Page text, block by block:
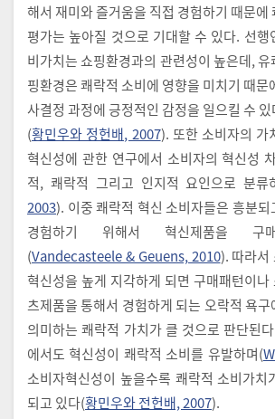
해서 재미와 즐거움을 직접 경험하기 때문에
평가는 높아질 것으로 기대할 수 있다. 선행
비가치는 쇼핑환경과의 관련성이 높은데,
핑환경은 쾌락적 소비에 영향을 미치기 때문
사결정 과정에 긍정적인 감정을 일으킬 수
(황민우와 정헌배, 2007). 또한 소비자의 가
혁신성에 관한 연구에서 소비자의 혁신성
적, 쾌락적 그리고 인지적 요인으로 분류
2003). 이중 쾌락적 혁신 소비자들은 흥분
경험하기 위해서 혁신제품을 구
(Vandecasteele & Geuens, 2010). 따라서
혁신성을 높게 지각하게 되면 구매패턴이나
츠제품을 통해서 경험하게 되는 오락적 욕
의미하는 쾌락적 가치가 클 것으로 판단된
에서도 혁신성이 쾌락적 소비를 유발하며(
소비자혁신성이 높을수록 쾌락적 소비가치
되고 있다(황민우와 전헌배, 2007).